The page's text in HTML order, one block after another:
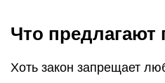
Что предлагают
Хоть закон запрещает